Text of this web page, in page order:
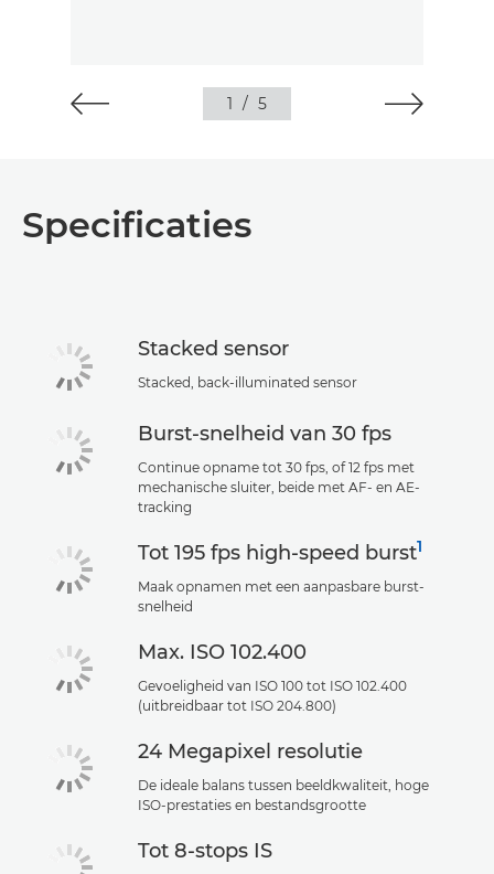
1 / 5
Specificaties
Stacked sensor
Stacked, back-illuminated sensor
Burst-snelheid van 30 fps
Continue opname tot 30 fps, of 12 fps met
mechanische sluiter, beide met AF- en AE-
tracking
Tot 195 fps high-speed burst1
Maak opnamen met een aanpasbare burst-
snelheid
Max. ISO 102.400
Gevoeligheid van ISO 100 tot ISO 102.400
(uitbreidbaar tot ISO 204.800)
24 Megapixel resolutie
De ideale balans tussen beeldkwaliteit, hoge
ISO-prestaties en bestandsgrootte
Tot 8-stops IS